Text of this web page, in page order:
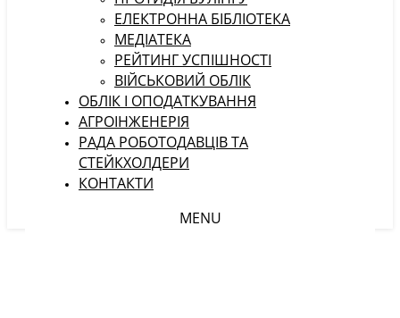
ЕЛЕКТРОННА БІБЛІОТЕКА
МЕДІАТЕКА
РЕЙТИНГ УСПІШНОСТІ
ВІЙСЬКОВИЙ ОБЛІК
ОБЛІК І ОПОДАТКУВАННЯ
АГРОІНЖЕНЕРІЯ
РАДА РОБОТОДАВЦІВ ТА
СТЕЙКХОЛДЕРИ
КОНТАКТИ
MENU